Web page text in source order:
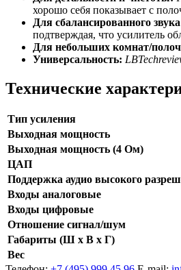
хорошо себя показывает с
Для сбалансированного
подтверждая, что усилитель
Для небольших комнат/
Универсальность:
Технические
Тип усиления
Выходная мощность
Выходная мощность (4 Ом)
ЦАП
Поддержка аудио высокого
Входы аналоговые
Входы цифровые
Отношение сигнал/шум
Габариты (Ш x В x Г)
Вес